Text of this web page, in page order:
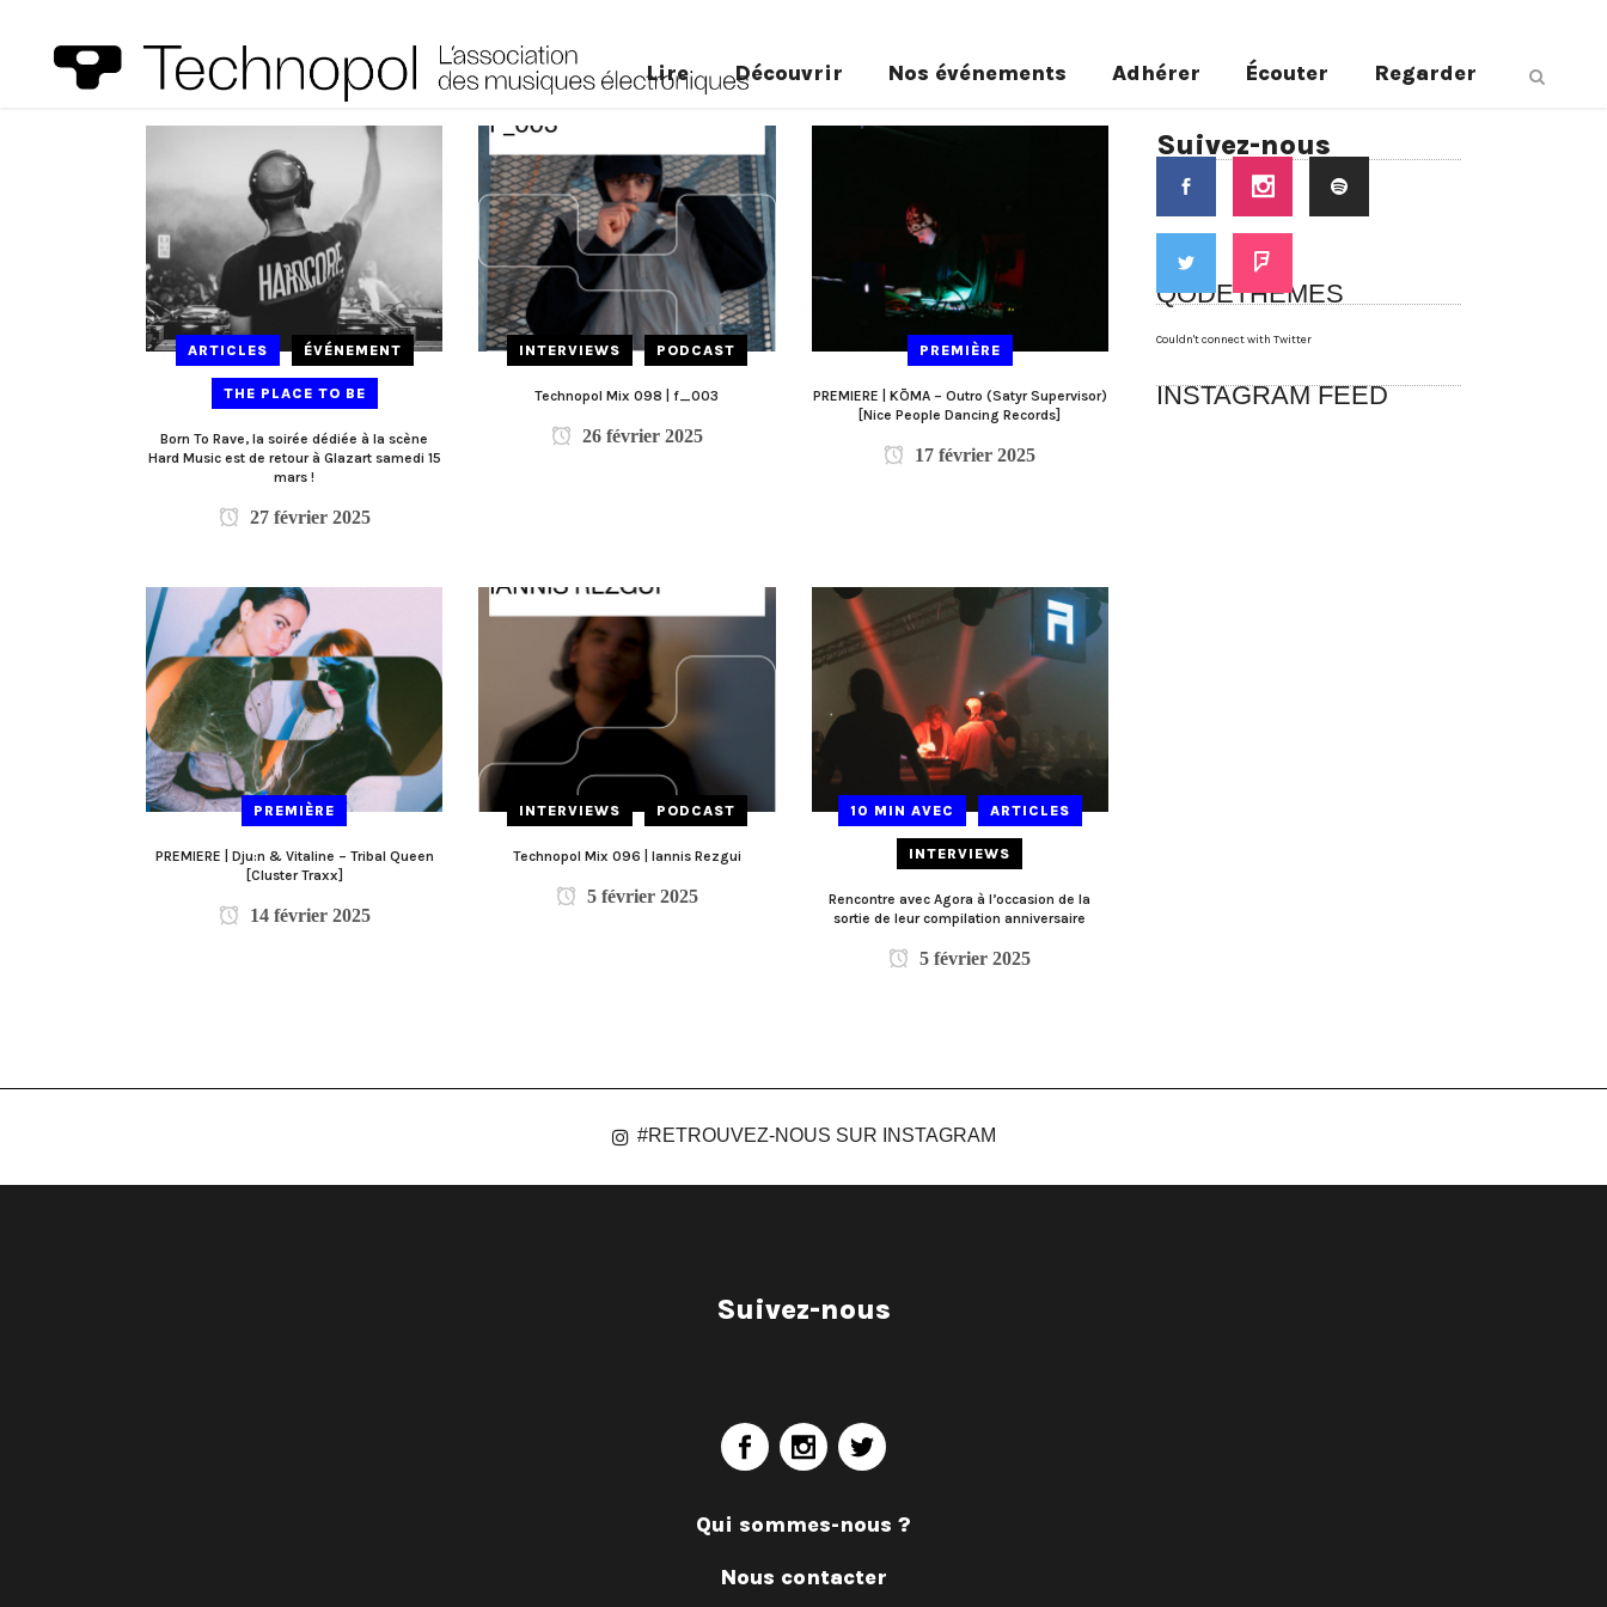
Lire Découvrir Nos événements Adhérer Écouter Regarder
ARTICLES ÉVÉNEMENT
THE PLACE TO BE
Born To Rave, la soirée dédiée à la scène
Hard Music est de retour à Glazart samedi 15
mars !
27 février 2025
INTERVIEWS PODCAST
Technopol Mix 098 | f_003
26 février 2025
PREMIÈRE
PREMIERE | KŌMA – Outro (Satyr Supervisor)
[Nice People Dancing Records]
17 février 2025
PREMIÈRE
PREMIERE | Dju:n & Vitaline – Tribal Queen
[Cluster Traxx]
14 février 2025
INTERVIEWS PODCAST
Technopol Mix 096 | Iannis Rezgui
5 février 2025
10 MIN AVEC ARTICLES
INTERVIEWS
Rencontre avec Agora à l’occasion de la
sortie de leur compilation anniversaire
5 février 2025
Suivez-nous
QODETHEMES
Couldn't connect with Twitter
INSTAGRAM FEED
#RETROUVEZ-NOUS SUR INSTAGRAM
Suivez-nous
Qui sommes-nous ?
Nous contacter